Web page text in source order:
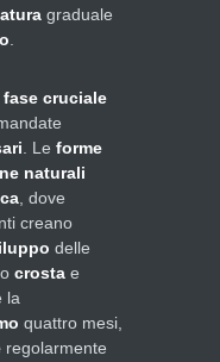
graduale
fase cruciale
. Le forme
naturali
, dove
creano
delle
crosta e
la
quattro mesi,
regolarmente